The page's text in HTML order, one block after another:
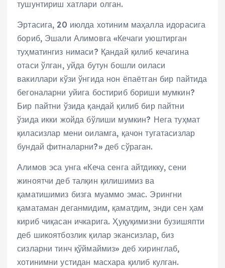
тушунтириш хатлари олган.
Эртасига, 20 июлда хотиним маҳалла идорасига
бориб, Эшали Алимовга «Кечаги уюштирган
туҳматингиз нимаси? Қандай қилиб кечагина
отаси ўлган, уйда бутун бошли оиласи
вакиллари кўзи ўнгида нон ёпаётган бир пайтида
бегоналарни уйига бостириб бориши мумкин?
Бир пайтни ўзида қандай қилиб бир пайтни
ўзида икки жойда бўлиши мумкин? Нега туҳмат
қиласизлар мени оиламга, қачон тугатасизлар
бундай фитналарни?» деб сўраган.
Алимов эса унга «Кеча сенга айтдикку, сени
жиноятчи деб талқин қилишимиз ва
қаматишимиз бизга муаммо эмас. Эрингни
қаматаман деганмидим, қаматдим, энди сен ҳам
кириб чиқасан ичкарига. Ҳуқуқимизни бузишяпти
деб шикоятбозлик қилар экансизлар, биз
сизларни тинч қўймаймиз» деб хиринглаб,
хотинимни устидан масхара қилиб кулган.